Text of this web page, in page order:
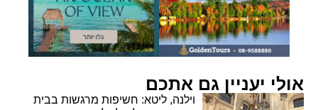
אולי יעניין גם אתכם
וילנה, ליטא: חשיפות מרגשות בבית